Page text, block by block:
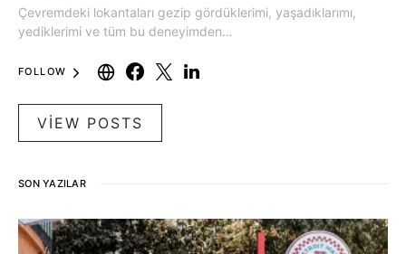
Çevremdeki lokantaları gezip gördüklerimi, yaşadıklarımı,
yediklerimi ve tüm bu deneyimden…
FOLLOW
VIEW POSTS
SON YAZILAR